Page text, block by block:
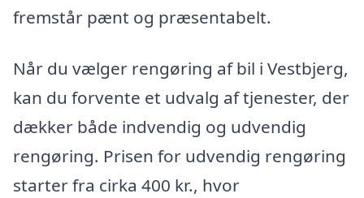
fremstår pænt og præsentabelt.
Når du vælger rengøring af bil i Vestbjerg,
kan du forvente et udvalg af tjenester, der
dækker både indvendig og udvendig
rengøring. Prisen for udvendig rengøring
starter fra cirka 400 kr., hvor